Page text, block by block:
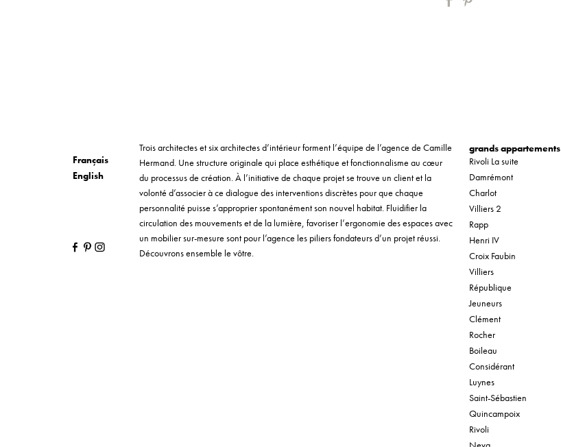
Français
English
Trois architectes et six architectes d’intérieur forment l’équipe de l’agence de Camille
Hermand. Une structure originale qui place esthétique et fonctionnalisme au cœur
du processus de création. À l’initiative de chaque projet se trouve un client et la
volonté d’associer à ce dialogue des interventions discrètes pour que chaque
personnalité puisse s’approprier spontanément son nouvel habitat. Fluidifier la
circulation des mouvements et de la lumière, favoriser l’ergonomie des espaces avec
un mobilier sur-mesure sont pour l’agence les piliers fondateurs d’un projet réussi.
Découvrons ensemble le vôtre.
grands appartements
Rivoli La suite
Damrémont
Charlot
Villiers 2
Rapp
Henri IV
Croix Faubin
Villiers
République
Jeuneurs
Clément
Rocher
Boileau
Considérant
Luynes
Saint-Sébastien
Quincampoix
Rivoli